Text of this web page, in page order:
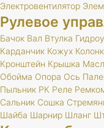
Электровентилятор
Рулевое
Бачок Вал Втулка
Карданчик Кожух
Кронштейн Крышка
Обойма Опора Ось
Пыльник РК Реле
Сальник Сошка
Шайба Шарнир Шланг